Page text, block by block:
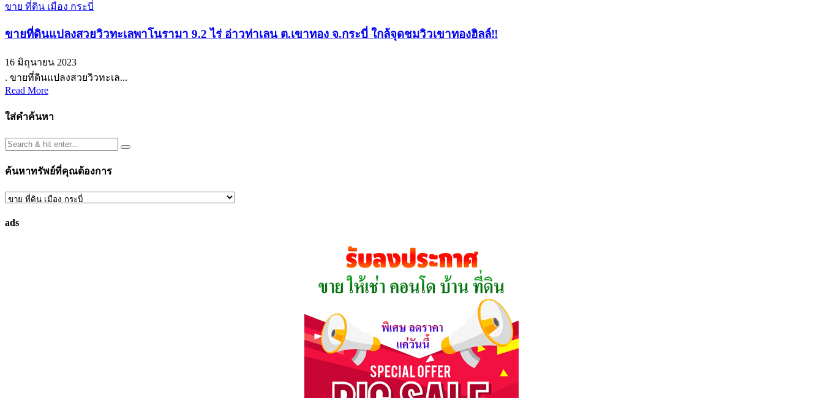
ขาย ที่ดิน เมือง กระบี่
ขายที่ดินแปลงสวยวิวทะเลพาโนรามา 9.2 ไร่ อ่าวท่าเลน ต.เขาทอง จ.กระบี่ ใกล้จุดชมวิวเขาทองฮิลล์‼️
16 มิถุนายน 2023
. ขายที่ดินแปลงสวยวิวทะเล...
Read More
ใส่คำค้นหา
ค้นหาทรัพย์ที่คุณต้องการ
ค้นหา
ที่
ads